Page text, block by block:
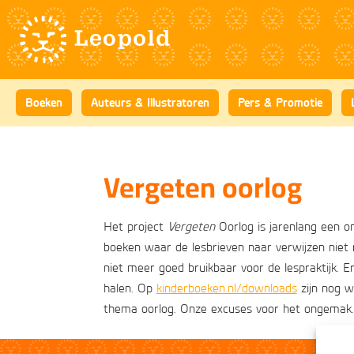
Boeken Auteurs & Illustratoren Pers & Promotie
Vergeten oorlog
Het project Vergeten Oorlog is jarenlang een
boeken waar de lesbrieven naar verwijzen
niet meer goed bruikbaar voor de lespraktijk.
halen. Op kinderboeken.nl/downloadszijn nog
thema oorlog. Onze excuses voor het ongemak.